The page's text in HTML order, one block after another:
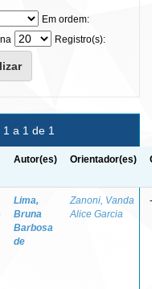
Em ordem:
Registro(s):
a 1 de 1
Autor(es) Orientador(es)
Lima,
Bruna
Barbosa
de
Zanoni, Vanda
Alice Garcia
-